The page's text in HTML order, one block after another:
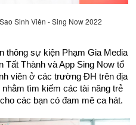
Sinh Viên - Sing Now 2022
thông sự kiện Phạm Gia Media
Thành và App Sing Now tổ
viên ở các trường ĐH trên địa
nhằm tìm kiếm các tài năng trẻ
các bạn có đam mê ca hát.